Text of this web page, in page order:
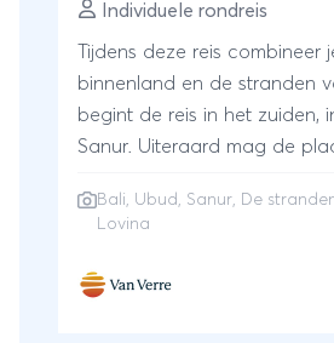
Individuele rondreis
Tijdens deze reis combineer
binnenland en de stranden
begint de reis in het zuiden,
Sanur. Uiteraard mag de
domein van de vele
prachtige rijstterrassen! Ook
plaats Lovina aan, waar je
Bali, Ubud , Sanur, De
Lovina